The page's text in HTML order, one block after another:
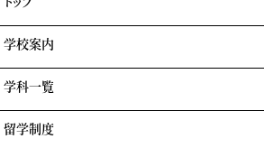
学校案内
学園情報・教育理念
リアルな実習室
学科一覧
エアライン科
留学制度